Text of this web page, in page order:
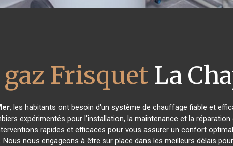
Frisquet La
, les habitants ont besoin d'un système de chauffage fiable et
expérimentés pour l'installation, la maintenance et la
rapides et efficaces pour vous assurer un confort
nous engageons à être sur place dans les meilleurs délais